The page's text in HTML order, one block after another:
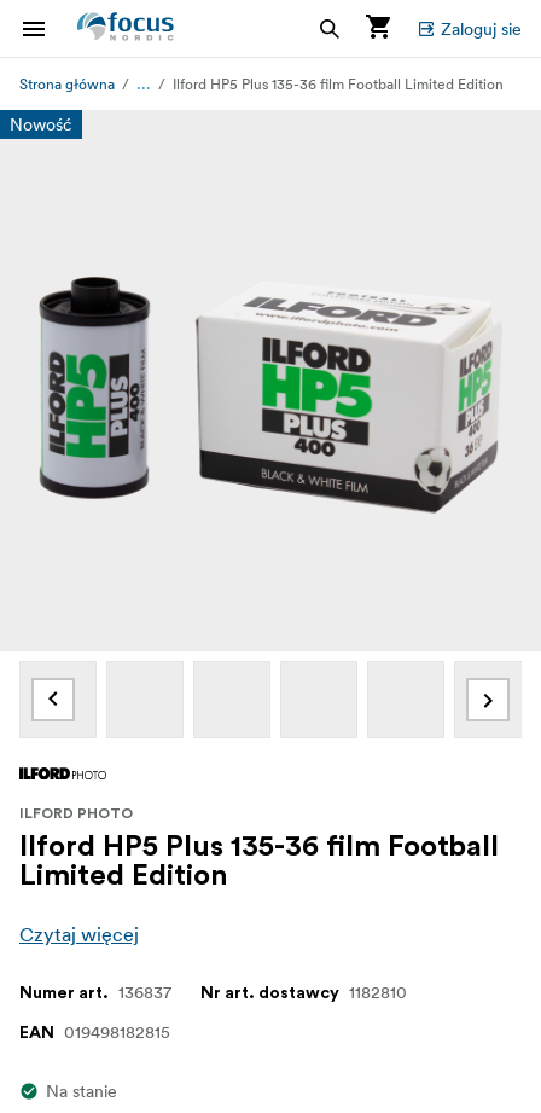
Zaloguj sie
Strona główna ... Ilford HP5 Plus 135-36 film Football Limited Edition
Nowość
ILFORD PHOTO
Ilford HP5 Plus 135-36 film Football
Limited Edition
Czytaj więcej
Numer art. 136837 Nr art. dostawcy 1182810
EAN 019498182815
Na stanie